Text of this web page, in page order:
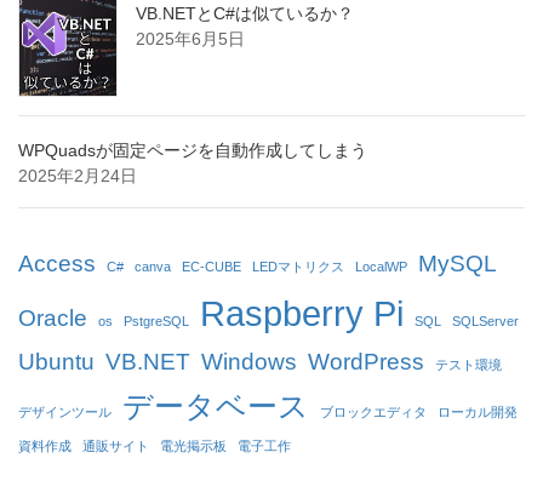
VB.NETとC#は似ているか？
2025年6月5日
WPQuadsが固定ページを自動作成してしまう
2025年2月24日
Access C# canva EC-CUBE LEDマトリクス LocalWP MySQL
Oracle os PstgreSQL Raspberry Pi SQL SQLServer
Ubuntu VB.NET Windows WordPress テスト環境
デザインツール データベース ブロックエディタ ローカル開発
資料作成 通販サイト 電光掲示板 電子工作